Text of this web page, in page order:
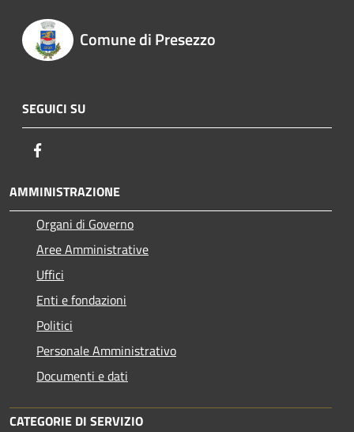
Comune di Presezzo
SEGUICI SU
AMMINISTRAZIONE
Organi di Governo
Aree Amministrative
Uffici
Enti e fondazioni
Politici
Personale Amministrativo
Documenti e dati
CATEGORIE DI SERVIZIO